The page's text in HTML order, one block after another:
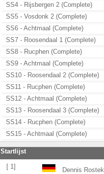
SS4 - Rijsbergen 2 (Complete)
SS5 - Vosdonk 2 (Complete)
SS6 - Achtmaal (Complete)
SS7 - Roosendaal 1 (Complete)
SS8 - Rucphen (Complete)
SS9 - Achtmaal (Complete)
SS10 - Roosendaal 2 (Complete)
SS11 - Rucphen (Complete)
SS12 - Achtmaal (Complete)
SS13 - Roosendaal 3 (Complete)
SS14 - Rucphen (Complete)
SS15 - Achtmaal (Complete)
Startlijst
[ 1]
Dennis Rostek